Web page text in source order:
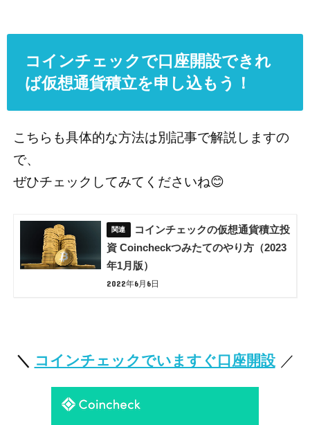
コインチェックで口座開設できれ
ば仮想通貨積立を申し込もう！
こちらも具体的な方法は別記事で解説しますの
で、
ぜひチェックしてみてくださいね😊
コインチェックの仮想通貨積立投
資 Coincheckつみたてのやり方（2023
年1月版）
2022年6月6日
＼ コインチェックでいますぐ口座開設 ／